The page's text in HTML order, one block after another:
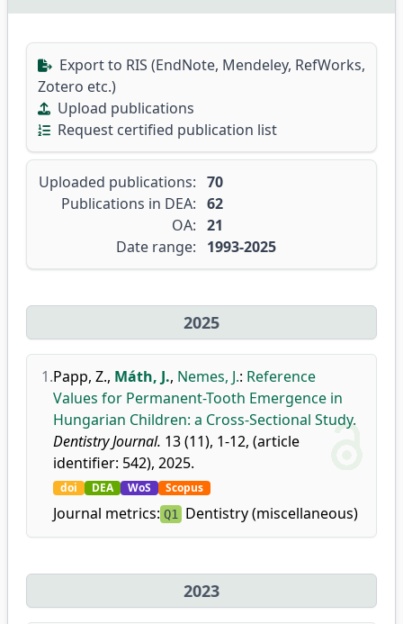
Export to RIS (EndNote, Mendeley, RefWorks,
Zotero etc.)
Upload publications
Request certified publication list
Uploaded publications: 70
Publications in DEA: 62
OA: 21
Date range:
1993-2025
2025
1.Papp, Z., Máth, J., Nemes, J.: Reference
Values for Permanent-Tooth Emergence in
Hungarian Children: a Cross-Sectional Study.
Dentistry Journal. 13 (11), 1-12, (article
identifier: 542), 2025.
doi DEA WoS Scopus
Journal metrics: Q1 Dentistry (miscellaneous)
2023